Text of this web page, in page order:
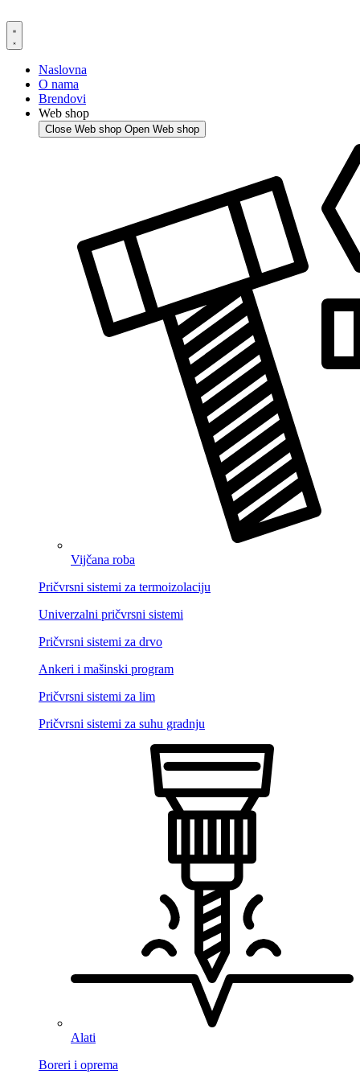
to
content
Naslovna
O nama
Brendovi
Web shop
Close Web shop Open Web shop
Vijčana roba
Pričvrsni sistemi za termoizolaciju
Univerzalni pričvrsni sistemi
Pričvrsni sistemi za drvo
Ankeri i mašinski program
Pričvrsni sistemi za lim
Pričvrsni sistemi za suhu gradnju
Alati
Boreri i oprema